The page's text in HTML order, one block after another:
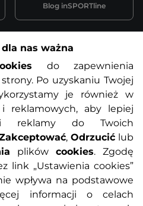
o zakupach
Regulamin sklepu
Koszty przesyłek
Program lojalnościowy
Reklamacje i serwis
Blog inSPORTline
nas ważna
do zapewnienia
Po uzyskaniu Twojej
je również w
reklamowych, aby lepiej
reklamy do Twoich
, Odrzucić lub
plików cookies. Zgodę
link „Ustawienia cookies”
wpływa na podstawowe
informacji o celach